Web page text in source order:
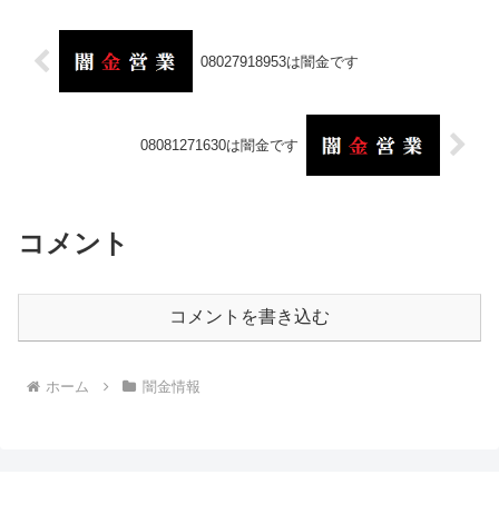
08027918953は闇金です
08081271630は闇金です
コメント
コメントを書き込む
ホーム 闇金情報